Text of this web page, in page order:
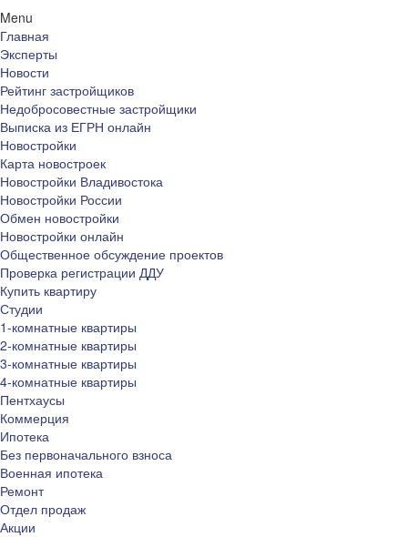
Menu
Главная
Эксперты
Новости
Рейтинг застройщиков
Недобросовестные застройщики
Выписка из ЕГРН онлайн
Новостройки
Карта новостроек
Новостройки Владивостока
Новостройки России
Обмен новостройки
Новостройки онлайн
Общественное обсуждение проектов
Проверка регистрации ДДУ
Купить квартиру
Студии
1-комнатные квартиры
2-комнатные квартиры
3-комнатные квартиры
4-комнатные квартиры
Пентхаусы
Коммерция
Ипотека
Без первоначального взноса
Военная ипотека
Ремонт
Отдел продаж
Акции